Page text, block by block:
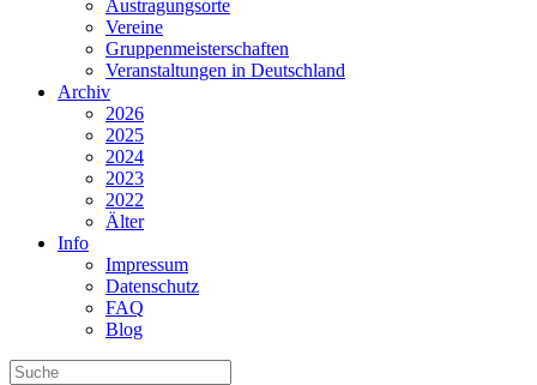
Austragungsorte
Vereine
Gruppenmeisterschaften
Veranstaltungen in Deutschland
Archiv
2026
2025
2024
2023
2022
Älter
Info
Impressum
Datenschutz
FAQ
Blog